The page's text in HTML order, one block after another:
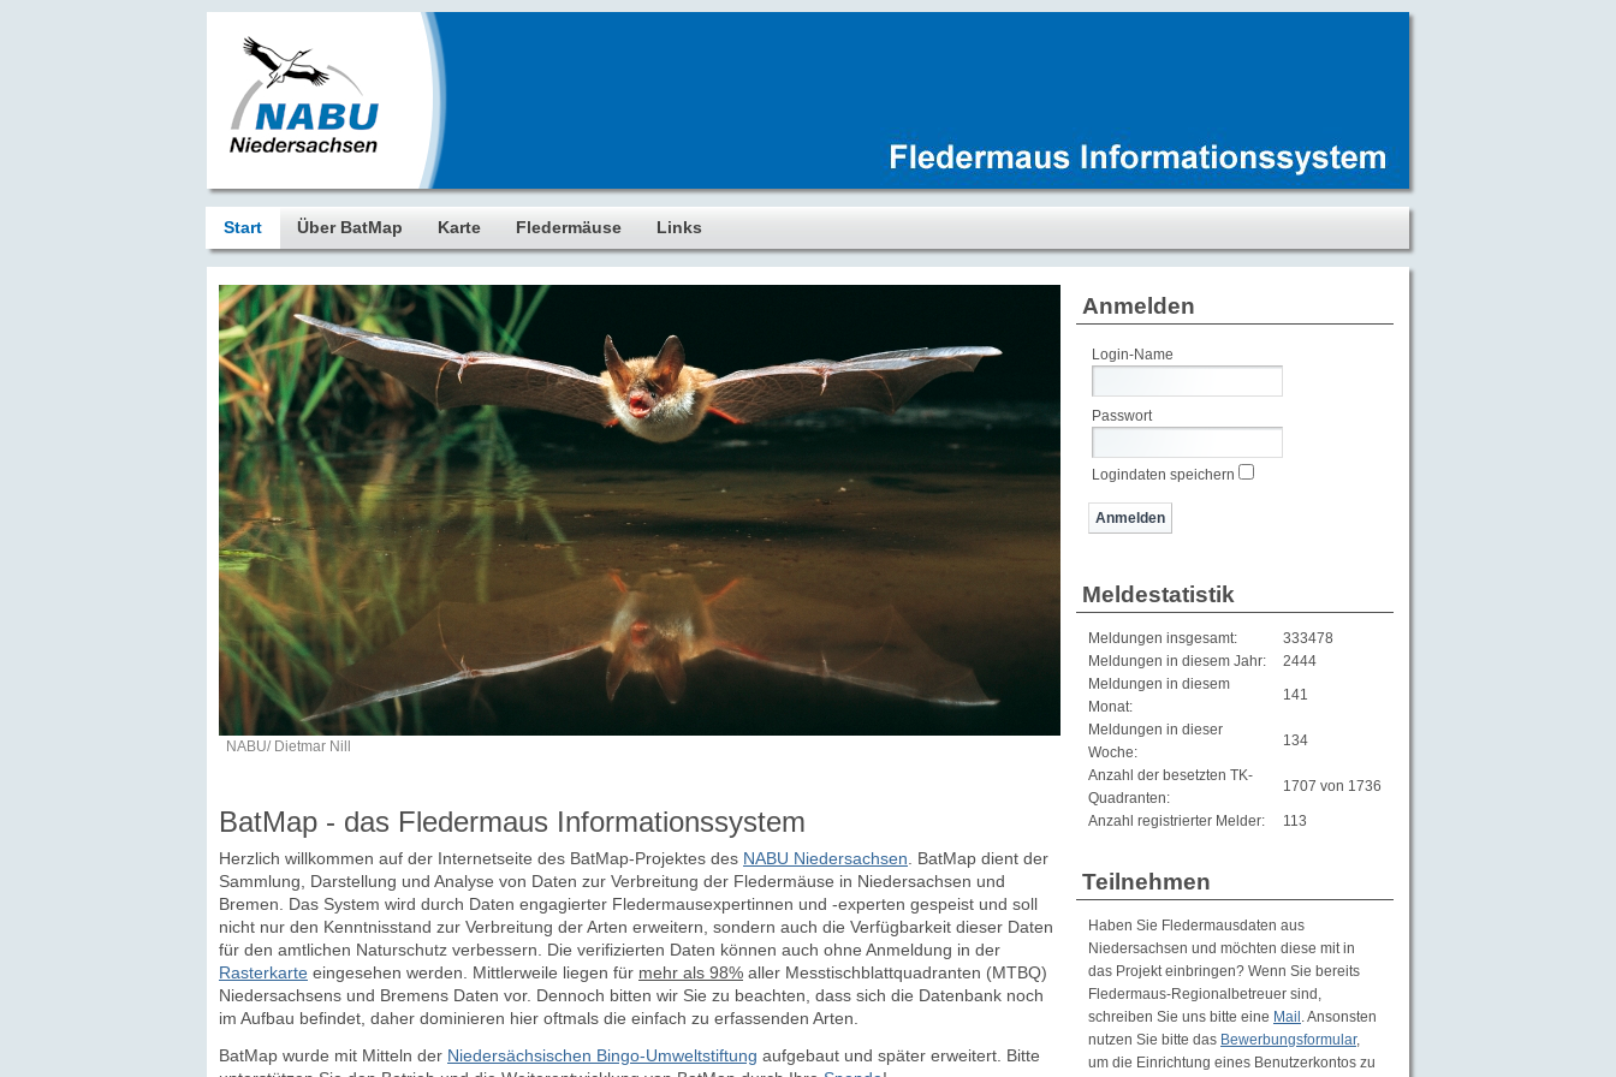
Start Über BatMap Karte Fledermäuse Links
NABU/ Dietmar Nill
BatMap - das Fledermaus Informationssystem
Herzlich willkommen auf der Internetseite des BatMap-Projektes des NABU Niedersachsen . BatMap dient der
Sammlung, Darstellung und Analyse von Daten zur Verbreitung der Fledermäuse in Niedersachsen und
Bremen. Das System wird durch Daten engagierter Fledermausexpertinnen und -experten gespeist und soll
nicht nur den Kenntnisstand zur Verbreitung der Arten erweitern, sondern auch die Verfügbarkeit dieser Daten
für den amtlichen Naturschutz verbessern. Die verifizierten Daten können auch ohne Anmeldung in der
Rasterkarte eingesehen werden. Mittlerweile liegen für mehr als 98% aller Messtischblattquadranten (MTBQ)
Niedersachsens und Bremens Daten vor. Dennoch bitten wir Sie zu beachten, dass sich die Datenbank noch
im Aufbau befindet, daher dominieren hier oftmals die einfach zu erfassenden Arten.
BatMap wurde mit Mitteln der Niedersächsischen Bingo-Umweltstiftung aufgebaut und später erweitert. Bitte
Anmelden
Login-Name
Passwort
Logindaten speichern
Meldestatistik
Meldungen insgesamt:
333478
Meldungen in diesem Jahr:
2444
Meldungen in diesem
Monat:
141
Meldungen in dieser
Woche:
134
Anzahl der besetzten TK-
Quadranten:
1707 von 1736
Anzahl registrierter Melder: 113
Teilnehmen
Haben Sie Fledermausdaten aus
Niedersachsen und möchten diese mit in
das Projekt einbringen? Wenn Sie bereits
Fledermaus-Regionalbetreuer sind,
schreiben Sie uns bitte eine Mail . Ansonsten
nutzen Sie bitte das Bewerbungsformular,
um die Einrichtung eines Benutzerkontos zu